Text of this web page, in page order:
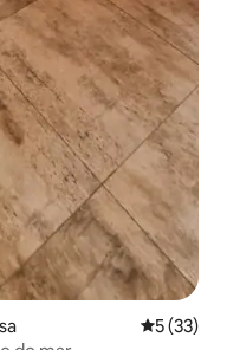
5 de uma
5 (33)